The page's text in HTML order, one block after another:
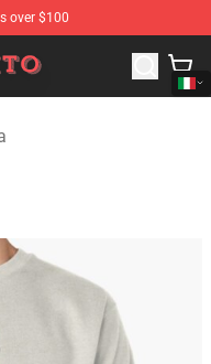
over $100
Merchandise Shop